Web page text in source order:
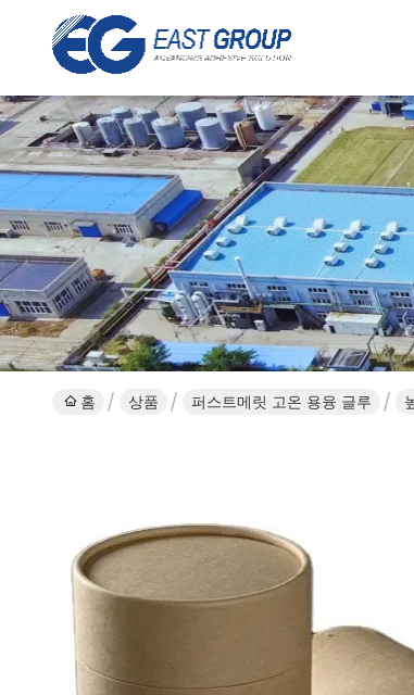
홈 상품 퍼스트메릿 고온 용융 글루